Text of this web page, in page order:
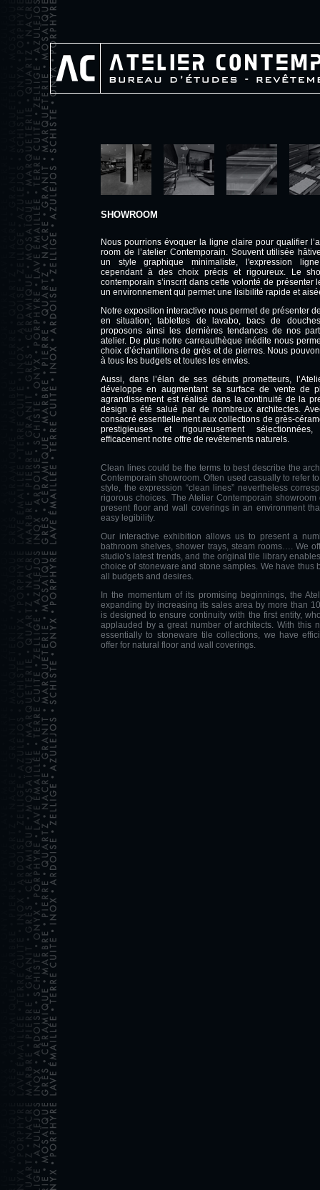
SHOWROOM
Nous pourrions évoquer la ligne claire pour qualifier
room de l’atelier Contemporain. Souvent utilisée
un style graphique minimaliste, l'expression
cependant à des choix précis et rigoureux. Le
contemporain s’inscrit dans cette volonté de présenter
un environnement qui permet une lisibilité rapide et
Notre exposition interactive nous permet de présenter
en situation; tablettes de lavabo, bacs de
proposons ainsi les dernières tendances de nos
atelier. De plus notre carreauthèque inédite nous
choix d’échantillons de grès et de pierres. Nous
à tous les budgets et toutes les envies.
Aussi, dans l’élan de ses débuts prometteurs,
développe en augmentant sa surface de vente de
agrandissement est réalisé dans la continuité de la
design a été salué par de nombreux architectes.
consacré essentiellement aux collections de grès-
prestigieuses et rigoureusement
efficacement notre offre de revêtements naturels.
Clean lines could be the terms to best describe the
Contemporain showroom. Often used casually to refer
style, the expression “clean lines” nevertheless
rigorous choices. The Atelier Contemporain
present floor and wall coverings in an environment
easy legibility.
Our interactive exhibition allows us to present a
bathroom shelves, shower trays, steam rooms…. We
studio’s latest trends, and the original tile library
choice of stoneware and stone samples. We have thus
all budgets and desires.
In the momentum of its promising beginnings, the
expanding by increasing its sales area by more than
is designed to ensure continuity with the first entity,
applauded by a great number of architects. With this
essentially to stoneware tile collections, we have
offer for natural floor and wall coverings.